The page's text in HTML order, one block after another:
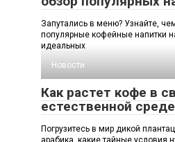
Запутались в меню? Узнайте,
популярные кофейные напитки
идеальных
Новости
Как растет кофе в
естественной среде
Погрузитесь в мир дикой
арабика, какие тайные условия